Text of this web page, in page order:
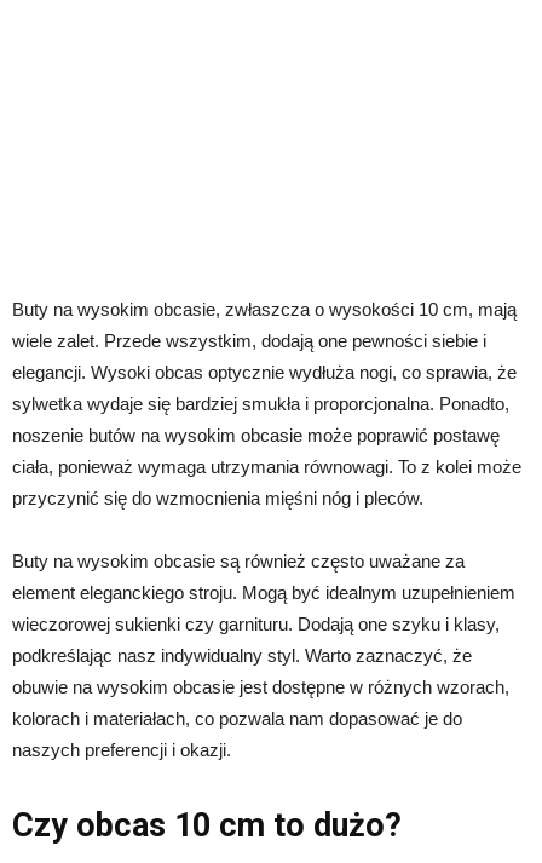
Buty na wysokim obcasie, zwłaszcza o wysokości 10 cm, mają
wiele zalet. Przede wszystkim, dodają one pewności siebie i
elegancji. Wysoki obcas optycznie wydłuża nogi, co sprawia, że
sylwetka wydaje się bardziej smukła i proporcjonalna. Ponadto,
noszenie butów na wysokim obcasie może poprawić postawę
ciała, ponieważ wymaga utrzymania równowagi. To z kolei może
przyczynić się do wzmocnienia mięśni nóg i pleców.
Buty na wysokim obcasie są również często uważane za
element eleganckiego stroju. Mogą być idealnym uzupełnieniem
wieczorowej sukienki czy garnituru. Dodają one szyku i klasy,
podkreślając nasz indywidualny styl. Warto zaznaczyć, że
obuwie na wysokim obcasie jest dostępne w różnych wzorach,
kolorach i materiałach, co pozwala nam dopasować je do
naszych preferencji i okazji.
Czy obcas 10 cm to dużo?